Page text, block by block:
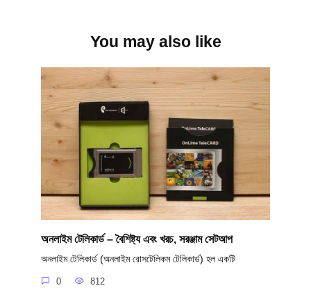
You may also like
অনলাইম টেলিকার্ড – বৈশিষ্ট্য এবং খরচ, সরঞ্জাম সেটআপ
অনলাইম টেলিকার্ড (অনলাইম রোসটেলিকম টেলিকার্ড) হল একটি
0 812